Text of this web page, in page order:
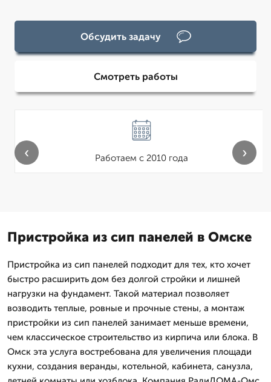
Обсудить задачу
Смотреть работы
Работаем с 2010 года
‹ ›
Пристройка из сип панелей в Омске
Пристройка из сип панелей подходит для тех, кто хочет
быстро расширить дом без долгой стройки и лишней
нагрузки на фундамент. Такой материал позволяет
возводить теплые, ровные и прочные стены, а монтаж
пристройки из сип панелей занимает меньше времени,
чем классическое строительство из кирпича или блока. В
Омск эта услуга востребована для увеличения площади
кухни, создания веранды, котельной, кабинета, санузла,